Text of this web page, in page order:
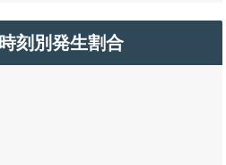
刻別発生割合